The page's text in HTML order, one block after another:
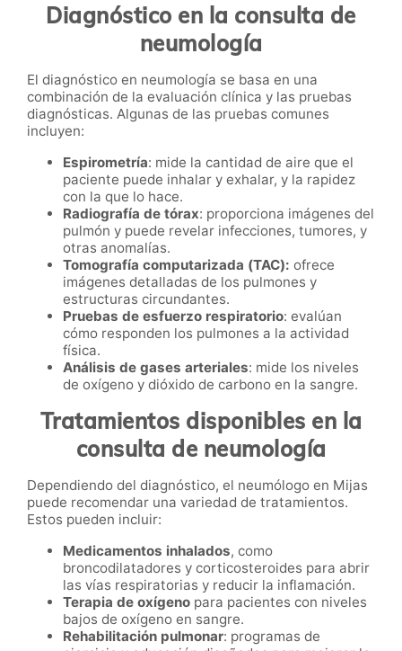
Diagnóstico en la consulta de
neumología
El diagnóstico en neumología se basa en una
combinación de la evaluación clínica y las pruebas
diagnósticas. Algunas de las pruebas comunes
incluyen:
Espirometría: mide la cantidad de aire que el
paciente puede inhalar y exhalar, y la rapidez
con la que lo hace.
Radiografía de tórax: proporciona imágenes del
pulmón y puede revelar infecciones, tumores, y
otras anomalías.
Tomografía computarizada (TAC): ofrece
imágenes detalladas de los pulmones y
estructuras circundantes.
Pruebas de esfuerzo respiratorio: evalúan
cómo responden los pulmones a la actividad
física.
Análisis de gases arteriales: mide los niveles
de oxígeno y dióxido de carbono en la sangre.
Tratamientos disponibles en la
consulta de neumología
Dependiendo del diagnóstico, el neumólogo en Mijas
puede recomendar una variedad de tratamientos.
Estos pueden incluir:
Medicamentos inhalados, como
broncodilatadores y corticosteroides para abrir
las vías respiratorias y reducir la inflamación.
Terapia de oxígeno para pacientes con niveles
bajos de oxígeno en sangre.
Rehabilitación pulmonar: programas de